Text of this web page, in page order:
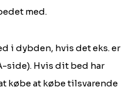
med.
i dybden, hvis det eks. er
side). Hvis dit bed har
købe at købe tilsvarende